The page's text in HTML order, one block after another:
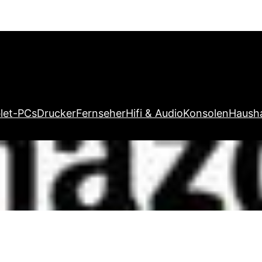
PCsDruckerFernseherHifi & AudioKonsolen